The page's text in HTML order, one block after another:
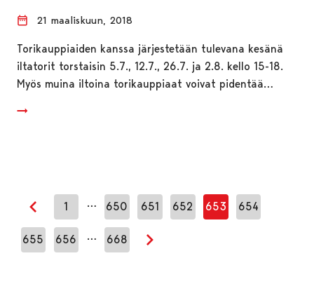
21 maaliskuun, 2018
Torikauppiaiden kanssa järjestetään tulevana kesänä
iltatorit torstaisin 5.7., 12.7., 26.7. ja 2.8. kello 15-18.
Myös muina iltoina torikauppiaat voivat pidentää…
Edellinen sivu
1 … 650 651 652 653 654
655 656 … 668
Seuraava sivu